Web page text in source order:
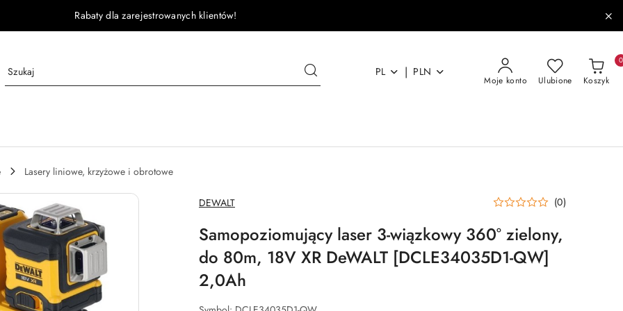
Rabaty dla zarejestrowanych klientów!
PL | PLN
Moje konto Ulubione Koszyk
0
Lasery liniowe, krzyżowe i obrotowe
NAZWA
PRODUCENTA:
DEWALT (0)
Samopoziomujący laser 3-wiązkowy 360° zielony,
do 80m, 18V XR DeWALT [DCLE34035D1-QW]
2,0Ah